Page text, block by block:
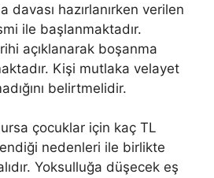
davası hazırlanırken verilen
ile başlanmaktadır.
açıklanarak boşanma
Kişi mutlaka velayet
belirtmelidir.
çocuklar için kaç TL
nedenleri ile birlikte
Yoksulluğa düşecek eş